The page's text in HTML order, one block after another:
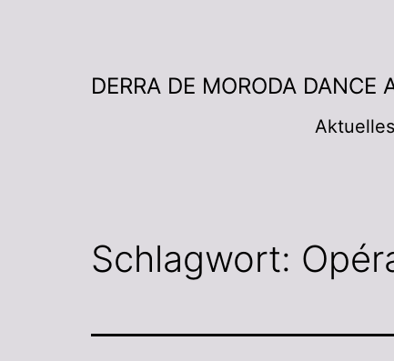
DERRA DE MORODA DANCE
Aktuelles
Schlagwort: